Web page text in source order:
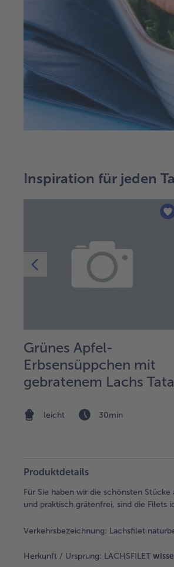
Inspiration für jeden
Grünes Apfel-
Erbsensüppchen mit
gebratenem Lachs
leicht 30min
Produktdetails
Für Sie haben wir die schönsten
und praktisch grätenfrei, sind die
Verkehrsbezeichnung: Lachsfilet
Herkunft / Ursprung: LACHSFILET